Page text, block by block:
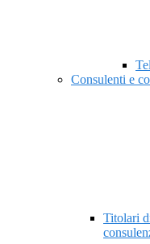
Consulenti e
Titolari